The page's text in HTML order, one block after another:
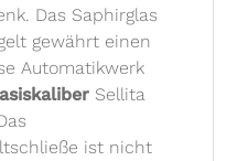
Das Saphirglas
gewährt einen
Automatikwerk
Sellita
ist nicht